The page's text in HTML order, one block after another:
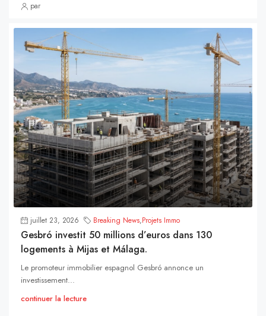
par
juillet 23, 2026 Breaking News,Projets Immo
Gesbró investit 50 millions d’euros dans 130
logements à Mijas et Málaga.
Le promoteur immobilier espagnol Gesbró annonce un
investissement...
continuer la lecture